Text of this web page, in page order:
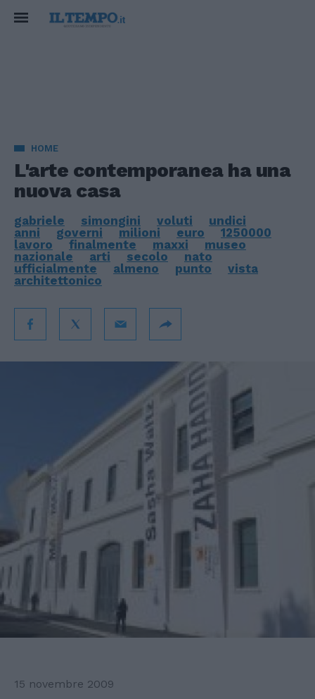
HOME
L'arte contemporanea ha una
nuova casa
gabriele simongini voluti
undici
anni
governi milioni euro
1250000
lavoro
finalmente maxxi
museo
nazionale
arti secolo
nato
ufficialmente
almeno punto
vista
architettonico
15 novembre 2009